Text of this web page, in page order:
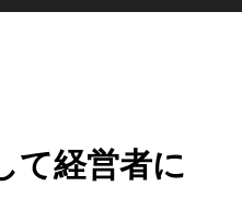
て経営者に